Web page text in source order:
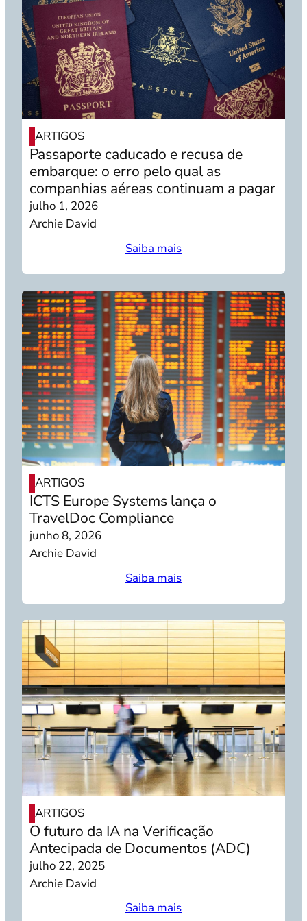
ARTIGOS
Passaporte caducado e recusa de
embarque: o erro pelo qual as
companhias aéreas continuam a pagar
julho 1, 2026
Archie David
Saiba mais
ARTIGOS
ICTS Europe Systems lança o
TravelDoc Compliance
junho 8, 2026
Archie David
Saiba mais
ARTIGOS
O futuro da IA na Verificação
Antecipada de Documentos (ADC)
julho 22, 2025
Archie David
Saiba mais